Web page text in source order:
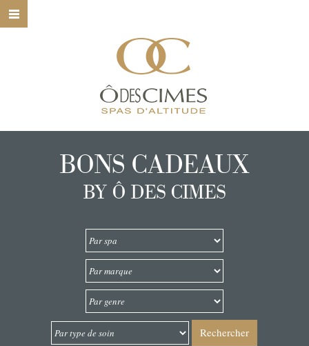
HOME
Ô DES CIMES
NOS SPAS
NOS MARQUES
BONS CADEAUX
BY Ô DES CIMES
Rechercher